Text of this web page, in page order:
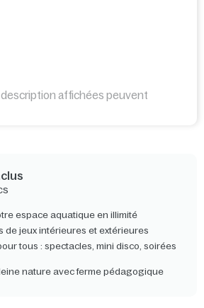
affichées peuvent
espace aquatique en illimité
de jeux intérieures et extérieures
tous : spectacles, mini disco, soirées
nature avec ferme pédagogique